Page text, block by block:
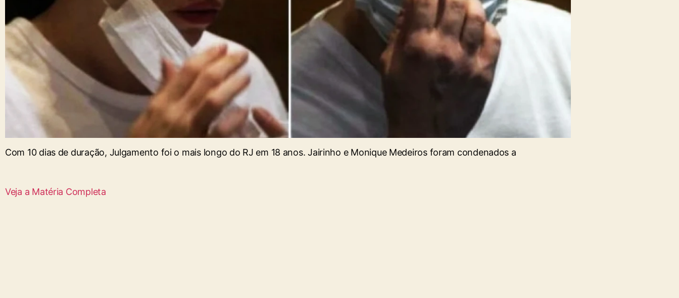
Com 10 dias de duração, Julgamento foi o mais longo do RJ em 18 anos. Jairinho e Monique Medeiros foram condenados a
Veja a Matéria Completa